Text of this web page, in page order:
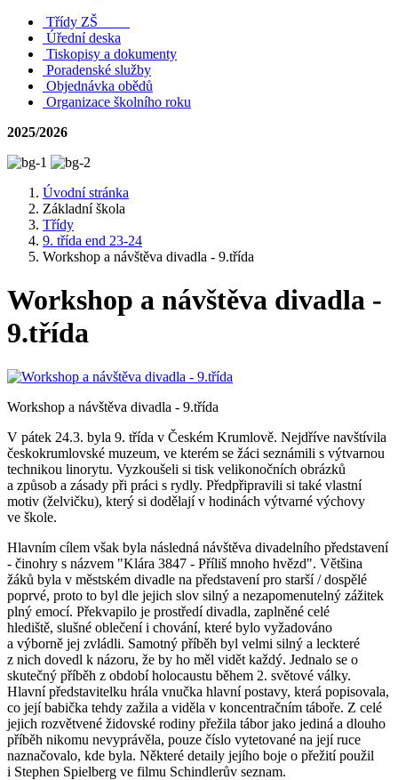
Třídy ZŠ
Úřední deska
Tiskopisy a dokumenty
Poradenské služby
Objednávka obědů
Organizace školního roku
2025/2026
Úvodní stránka
Základní škola
Třídy
9. třída end 23-24
Workshop a návštěva divadla - 9.třída
Workshop a návštěva divadla -
9.třída
Workshop a návštěva divadla - 9.třída
V pátek 24.3. byla 9. třída v Českém Krumlově. Nejdříve navštívila
českokrumlovské muzeum, ve kterém se žáci seznámili s výtvarnou
technikou linorytu. Vyzkoušeli si tisk velikonočních obrázků
a způsob a zásady při práci s rydly. Předpřipravili si také vlastní
motiv (želvičku), který si dodělají v hodinách výtvarné výchovy
ve škole.
Hlavním cílem však byla následná návštěva divadelního představení
- činohry s názvem "Klára 3847 - Příliš mnoho hvězd". Většina
žáků byla v městském divadle na představení pro starší / dospělé
poprvé, proto to byl dle jejich slov silný a nezapomenutelný zážitek
plný emocí. Překvapilo je prostředí divadla, zaplněné celé
hlediště, slušné oblečení i chování, které bylo vyžadováno
a výborně jej zvládli. Samotný příběh byl velmi silný a leckteré
z nich dovedl k názoru, že by ho měl vidět každý. Jednalo se o
skutečný příběh z období holocaustu během 2. světové války.
Hlavní představitelku hrála vnučka hlavní postavy, která popisovala,
co její babička tehdy zažila a viděla v koncentračním táboře. Z celé
jejich rozvětvené židovské rodiny přežila tábor jako jediná a dlouho
příběh nikomu nevyprávěla, pouze číslo vytetované na její ruce
naznačovalo, kde byla. Některé detaily jejího boje o přežití použil
i Stephen Spielberg ve filmu Schindlerův seznam.